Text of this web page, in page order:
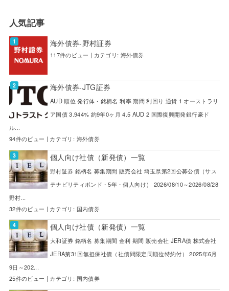
人気記事
海外債券-野村証券
117件のビュー | カテゴリ: 海外債券
海外債券-JTG証券
AUD 順位 発行体・銘柄名 利率 期間 利回り 通貨 1 オーストラリ
ア国債 3.944% 約9年0ヶ月 4.5 AUD 2 国際復興開発銀行豪ド
ル...
94件のビュー | カテゴリ: 海外債券
個人向け社債（新発債）一覧
野村証券 銘柄名 募集期間 販売会社 埼玉県第2回公募公債（サス
テナビリティボンド・5年・個人向け） 2026/08/10～2026/08/28
野村...
32件のビュー | カテゴリ: 国内債券
個人向け社債（新発債）一覧
大和証券 銘柄名 募集期間 金利 期間 販売会社 JERA債 株式会社
JERA第31回無担保社債（社債間限定同順位特約付） 2025年6月
9日～202...
25件のビュー | カテゴリ: 国内債券